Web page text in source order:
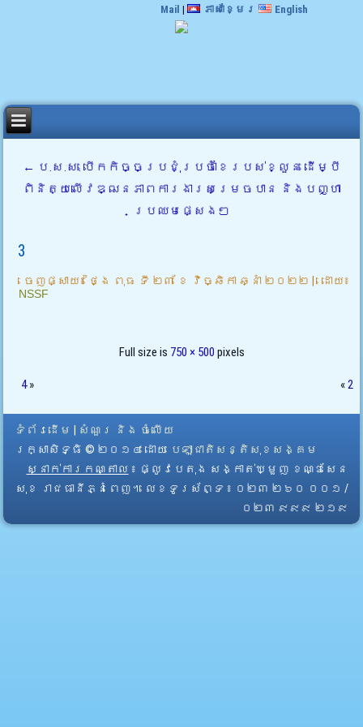
Mail | ភាសាខ្មែរ English
← ប.ស.ស. បើកកិច្ចប្រជុំប្រចាំខែរបស់ខ្លួន ដើម្បី
ពិនិត្យលើវឌ្ឍនភាពការងារសម្រេចបាន និងបញ្ហា
ប្រឈមផ្សេងៗ
3
ចេញផ្សាយ៖ ថ្ងៃ ពុធ ទី ២៣ ខែ វិច្ឆិកា ឆ្នាំ ២០២២ | ដោយ៖
NSSF
Full size is 750 × 500 pixels
4» «2
ទំព័រដើម
សំណួរ និង ចំលើយ
រក្សាសិទ្ធិ © ២០១៤ ដោយ​ បេឡាជាតិសន្តិសុខសង្គម
ស្នាក់ការកណ្តាល ៖ ផ្លូវបេតុង សង្កាត់ឃ្មួញ ខណ្ឌសែន
សុខ រាជធានីភ្នំពេញ។ លេខទូរស័ព្ទ ៖ ០២៣ ២៦០ ០០១ /
០២៣ ៩៩៩ ២១៩